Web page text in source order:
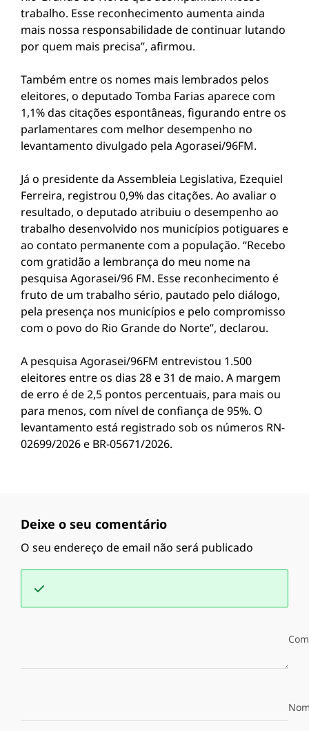
trabalho. Esse reconhecimento aumenta ainda
mais nossa responsabilidade de continuar lutando
por quem mais precisa”, afirmou.
Também entre os nomes mais lembrados pelos
eleitores, o deputado Tomba Farias aparece com
1,1% das citações espontâneas, figurando entre os
parlamentares com melhor desempenho no
levantamento divulgado pela Agorasei/96FM.
Já o presidente da Assembleia Legislativa, Ezequiel
Ferreira, registrou 0,9% das citações. Ao avaliar o
resultado, o deputado atribuiu o desempenho ao
trabalho desenvolvido nos municípios potiguares e
ao contato permanente com a população. “Recebo
com gratidão a lembrança do meu nome na
pesquisa Agorasei/96 FM. Esse reconhecimento é
fruto de um trabalho sério, pautado pelo diálogo,
pela presença nos municípios e pelo compromisso
com o povo do Rio Grande do Norte”, declarou.
A pesquisa Agorasei/96FM entrevistou 1.500
eleitores entre os dias 28 e 31 de maio. A margem
de erro é de 2,5 pontos percentuais, para mais ou
para menos, com nível de confiança de 95%. O
levantamento está registrado sob os números RN-
02699/2026 e BR-05671/2026.
Deixe o seu comentário
O seu endereço de email não será publicado